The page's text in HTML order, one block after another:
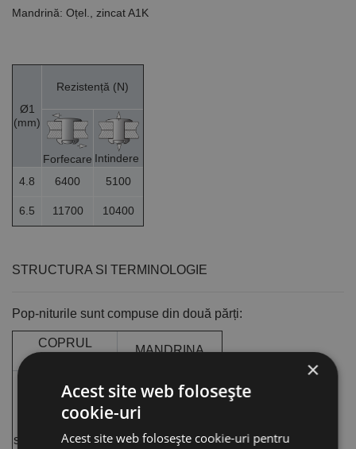
Mandrină: Oțel., zincat A1K
Ø1
(mm)
Rezistență (N)
Forfecare Intindere
4.8
6400 5100
6.5 11700 10400
STRUCTURA SI TERMINOLOGIE
Pop-niturile sunt compuse din două părți:
COPRUL
MANDRINA
A. Capul nitului:
superioara a
mandrinei:
are rolul de a
bomba corpul
×
Acest site web folosește
cookie-uri
Acest site web folosește cookie-uri pentru